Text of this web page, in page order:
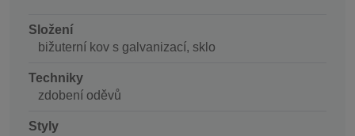
Složení
bižuterní kov s galvanizací, sklo
Techniky
zdobení oděvů
Styly